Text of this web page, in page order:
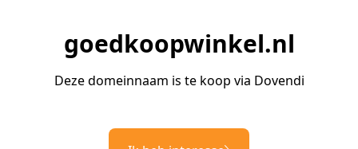
goedkoopwinkel.nl
Deze domeinnaam is te koop via Dovendi